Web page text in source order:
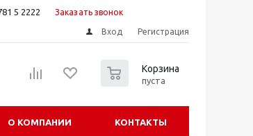
5 2222 Заказать звонок
Вход Регистрация
Корзина
пуста
О КОМПАНИИ КОНТАКТЫ